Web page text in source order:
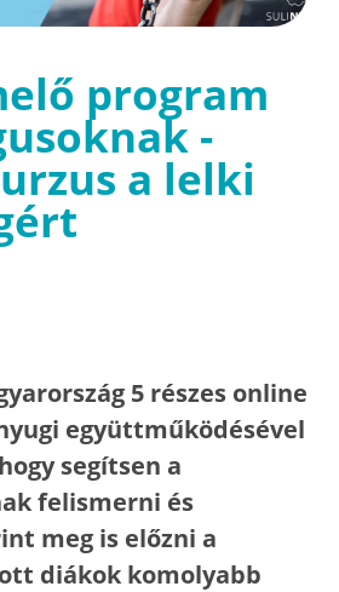
program
-
a lelki
5 részes online
együttműködésével
segítsen a
felismerni és
meg is előzni a
diákok komolyabb